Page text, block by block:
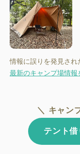
情報に誤りを発見され
最新のキャンプ場情報
＼ キャン
テント